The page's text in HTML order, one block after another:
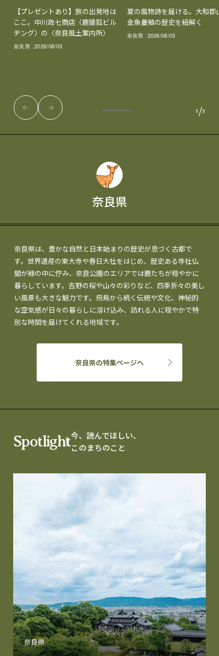
奈良県
奈良県は、豊かな自然と日本始まりの歴史が息づく古都で
す。世界遺産の東大寺や春日大社をはじめ、歴史ある寺社仏
閣が緑の中に佇み、奈良公園のエリアでは鹿たちが穏やかに
暮らしています。吉野の桜や山々の彩りなど、四季折々の美し
い風景も大きな魅力です。飛鳥から続く伝統や文化、神秘的
な空気感が日々の暮らしに溶け込み、訪れる人に穏やかで特
別な時間を届けてくれる地域です。
奈良県の特集ページへ
【プレゼントあり】旅の出発地は
ここ。中川政七商店〈鹿猿狐ビル
ヂング〉の〈奈良風土案内所〉
奈良県 2026/08/03
夏の風物詩を届ける。大和郡
金魚養殖の歴史を紐解く
奈良県 2026/08/03
1 /5
Spotlight今、読んでほしい、
このまちのこと
奈良県